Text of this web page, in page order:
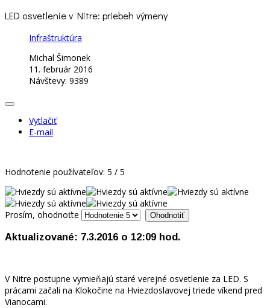
LED osvetlenie v Nitre: priebeh výmeny
Infraštruktúra
Michal Šimonek
11. február 2016
Návštevy: 9389
Vytlačiť
E-mail
Hodnotenie používateľov: 5 / 5
Prosím, ohodnoťte
Aktualizované: 7.3.2016 o 12:09 hod.
V Nitre postupne vymieňajú staré verejné osvetlenie za LED. S
prácami začali na Klokočine na Hviezdoslavovej triede víkend pred
Vianocami.